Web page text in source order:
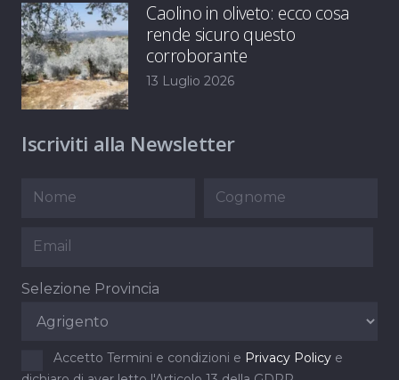
Caolino in oliveto: ecco cosa
rende sicuro questo
corroborante
13 Luglio 2026
Iscriviti alla Newsletter
Selezione Provincia
Accetto Termini e condizioni e Privacy Policy e